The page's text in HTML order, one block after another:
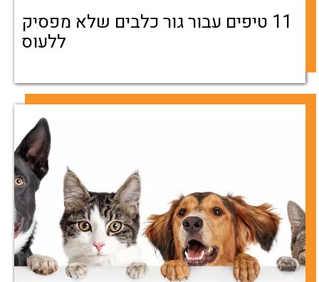
11 טיפים עבור גור כלבים שלא מפסיק
ללעוס